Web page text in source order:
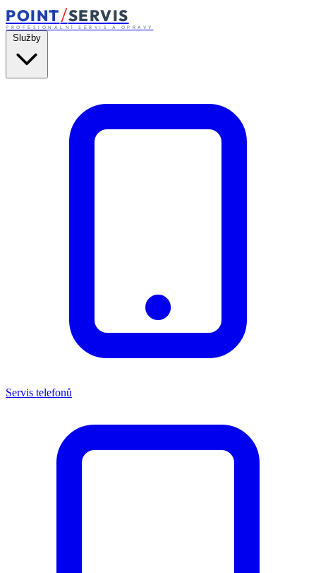
POINT/SERVIS
PROFESIONÁLNÍ SERVIS A OPRAVY
Služby
Servis telefonů